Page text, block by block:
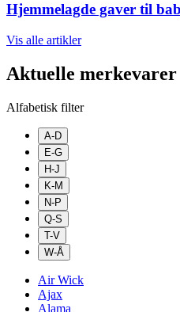
Hjemmelagde gaver til
Vis alle artikler
Aktuelle merkevarer
Alfabetisk filter
A-D
E-G
H-J
K-M
N-P
Q-S
T-V
W-Å
Air Wick
Ajax
Alama